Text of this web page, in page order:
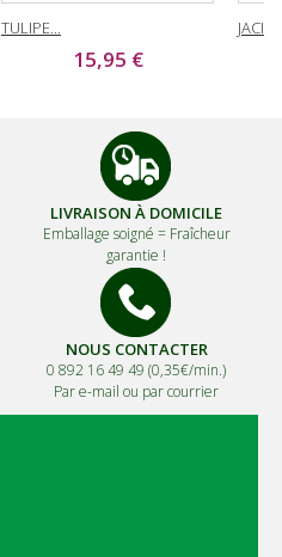
TULIPE...
15,95 €
LIVRAISON À DOMICILE
Emballage soigné = Fraîcheur
garantie !
NOUS CONTACTER
0 892 16 49 49 (0,35€/min.)
Par e-mail ou par courrier